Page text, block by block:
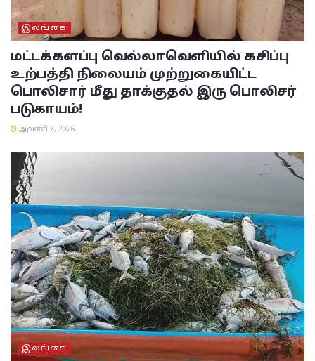
இலங்கை
மட்டக்களப்பு வெல்லாவெளியில் கசிப்பு
உற்பத்தி நிலையம் முற்றுகையிட்ட
பொலிசார் மீது தாக்குதல் இரு பொலிசர்
படுகாயம்!
ஆவணி 7, 2026
இலங்கை